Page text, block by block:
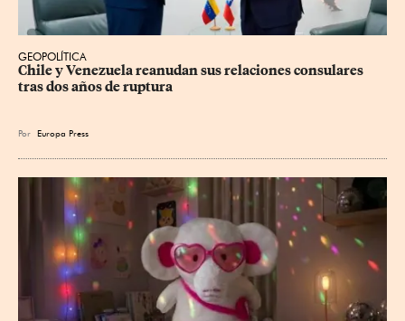
GEOPOLÍTICA
Chile y Venezuela reanudan sus relaciones consulares
tras dos años de ruptura
Por Europa Press